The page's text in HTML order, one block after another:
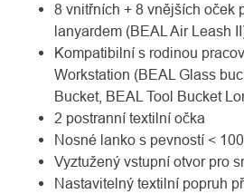
8 vnitřních + 8 vnějších oček
lanyardem (BEAL Air Leash
Kompatibilní s rodinou
Workstation (BEAL Glass
Bucket, BEAL Tool Bucket
2 postranní textilní očka
Nosné lanko s pevností <
Vyztužený vstupní otvor pro
Nastavitelný textilní popruh